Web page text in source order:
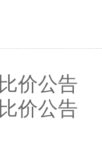
价公告
价公告